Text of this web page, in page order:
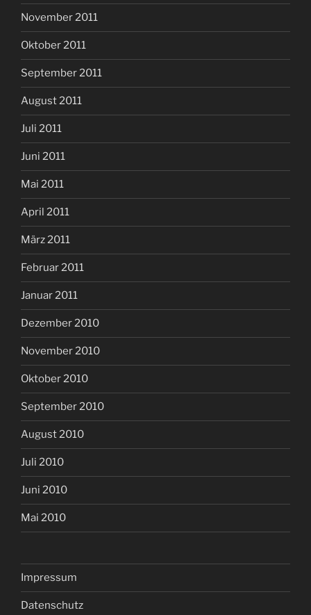
November 2011
Oktober 2011
September 2011
August 2011
Juli 2011
Juni 2011
Mai 2011
April 2011
März 2011
Februar 2011
Januar 2011
Dezember 2010
November 2010
Oktober 2010
September 2010
August 2010
Juli 2010
Juni 2010
Mai 2010
Impressum
Datenschutz